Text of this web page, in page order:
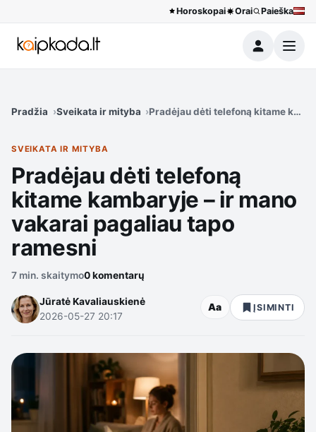
Horoskopai Orai Paieška
Meniu
Pradžia Sveikata ir mityba Pradėjau dėti telefoną kitame
SVEIKATA IR MITYBA
Pradėjau dėti telefoną
kitame kambaryje – ir mano
vakarai pagaliau tapo
ramesni
7 min. skaitymo0 komentarų
Jūratė Kavaliauskienė
2026-05-27 20:17
Aa ĮSIMINTI